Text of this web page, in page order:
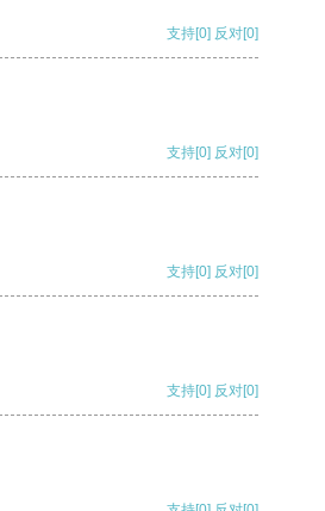
支持[0] 反对[0]
支持[0] 反对[0]
支持[0] 反对[0]
支持[0] 反对[0]